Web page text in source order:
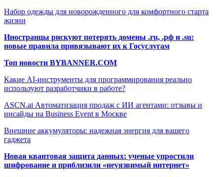
Набор одежды для новорожденного для комфортного старта
жизни
Иностранцы рискуют потерять домены .ru, .рф и .su:
новые правила привязывают их к Госуслугам
Топ новости BYBANNER.COM
Какие AI-инструменты для программирования реально
используют разработчики в работе?
ASCN.ai Автоматизация продаж с ИИ агентами: отзывы и
инсайды на Business Event в Москве
Внешние аккумуляторы: надежная энергия для вашего
гаджета
Новая квантовая защита данных: ученые упростили
шифрование и приблизили «неуязвимый интернет»